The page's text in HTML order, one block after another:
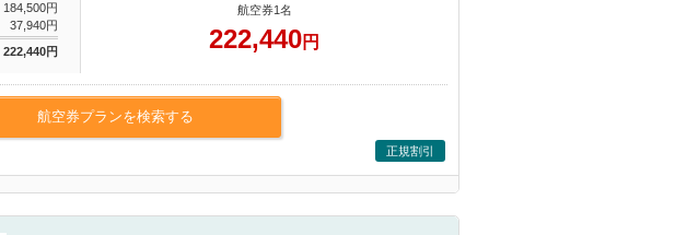
184,500円
37,940円
222,440円
航空券1名
222,440円
航空券プランを検索する
正規割引